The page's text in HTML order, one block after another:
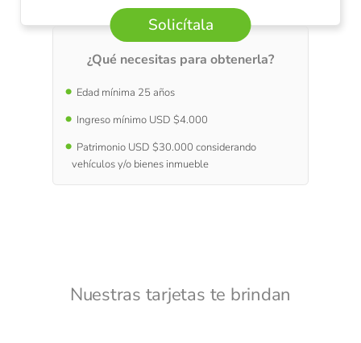
Solicítala
¿Qué necesitas para obtenerla?
Edad mínima 25 años
Ingreso mínimo USD $4.000
Patrimonio USD $30.000 considerando
vehículos y/o bienes inmueble
Nuestras tarjetas te brindan